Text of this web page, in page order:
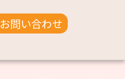
お問い合わせ